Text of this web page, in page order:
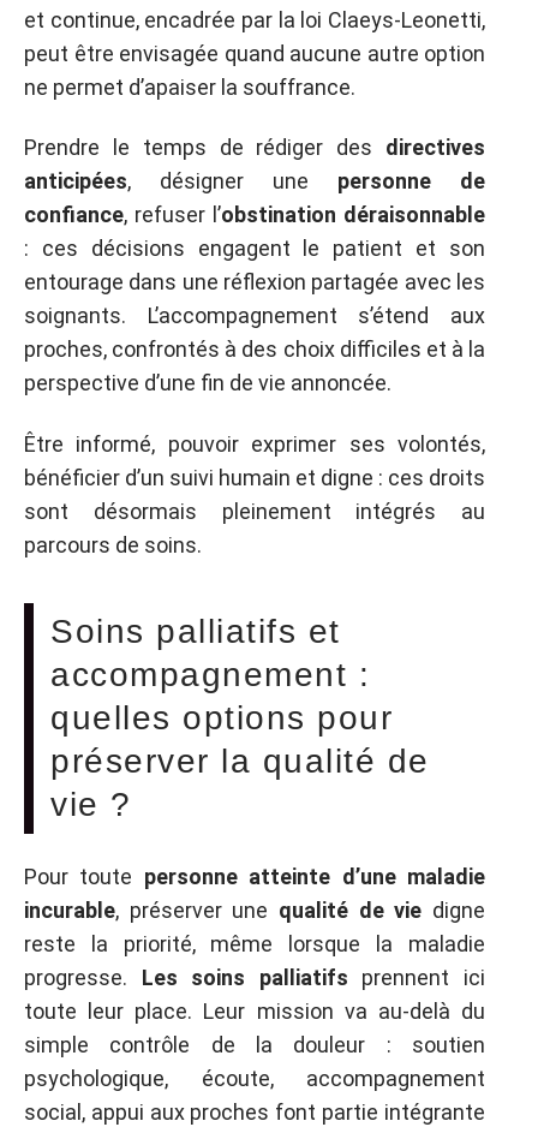
et continue, encadrée par la loi Claeys-Leonetti,
peut être envisagée quand aucune autre option
ne permet d’apaiser la souffrance.
Prendre le temps de rédiger des directives
anticipées, désigner une personne de
confiance, refuser l’obstination déraisonnable
: ces décisions engagent le patient et son
entourage dans une réflexion partagée avec les
soignants. L’accompagnement s’étend aux
proches, confrontés à des choix difficiles et à la
perspective d’une fin de vie annoncée.
Être informé, pouvoir exprimer ses volontés,
bénéficier d’un suivi humain et digne : ces droits
sont désormais pleinement intégrés au
parcours de soins.
Soins palliatifs et
accompagnement :
quelles options pour
préserver la qualité de
vie ?
Pour toute personne atteinte d’une maladie
incurable, préserver une qualité de vie digne
reste la priorité, même lorsque la maladie
progresse. Les soins palliatifs prennent ici
toute leur place. Leur mission va au-delà du
simple contrôle de la douleur : soutien
psychologique, écoute, accompagnement
social, appui aux proches font partie intégrante